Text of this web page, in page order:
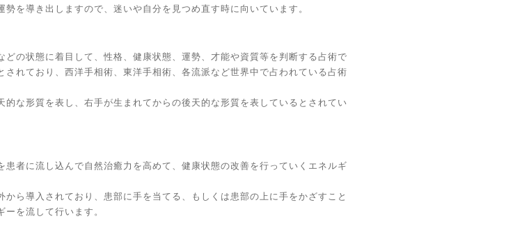
勢を導き出しますので、迷いや自分を見つめ直す時に向いています。
どの状態に着目して、性格、健康状態、運勢、才能や資質等を判断する占術で
されており、西洋手相術、東洋手相術、各流派など世界中で占われている占術
的な形質を表し、右手が生まれてからの後天的な形質を表しているとされてい
患者に流し込んで自然治癒力を高めて、健康状態の改善を行っていくエネルギ
から導入されており、患部に手を当てる、もしくは患部の上に手をかざすこと
ーを流して行います。